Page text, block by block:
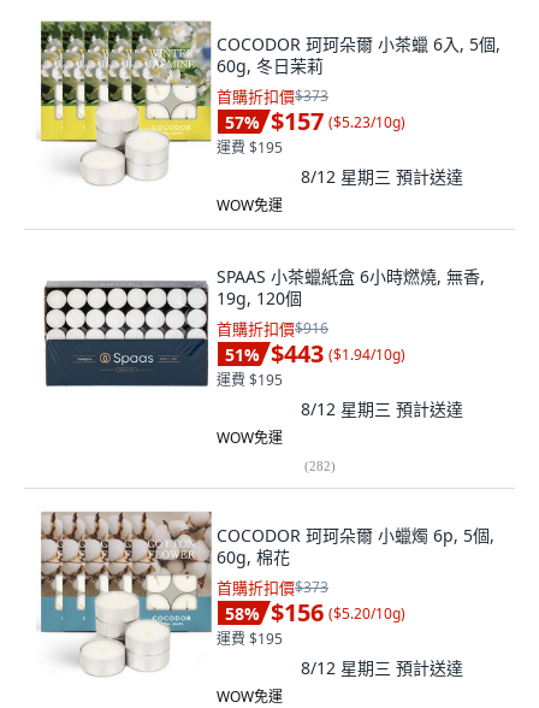
COCODOR 珂珂朵爾 小茶蠟 6入, 5個,
60g, 冬日茉莉
首購折扣價$373
57% $157 ($5.23/10g)
運費 $195
8/12 星期三 預計送達
WOW免運
SPAAS 小茶蠟紙盒 6小時燃燒, 無香,
19g, 120個
首購折扣價$916
51% $443 ($1.94/10g)
運費 $195
8/12 星期三 預計送達
WOW免運
(282)
COCODOR 珂珂朵爾 小蠟燭 6p, 5個,
60g, 棉花
首購折扣價$373
58% $156 ($5.20/10g)
運費 $195
8/12 星期三 預計送達
WOW免運